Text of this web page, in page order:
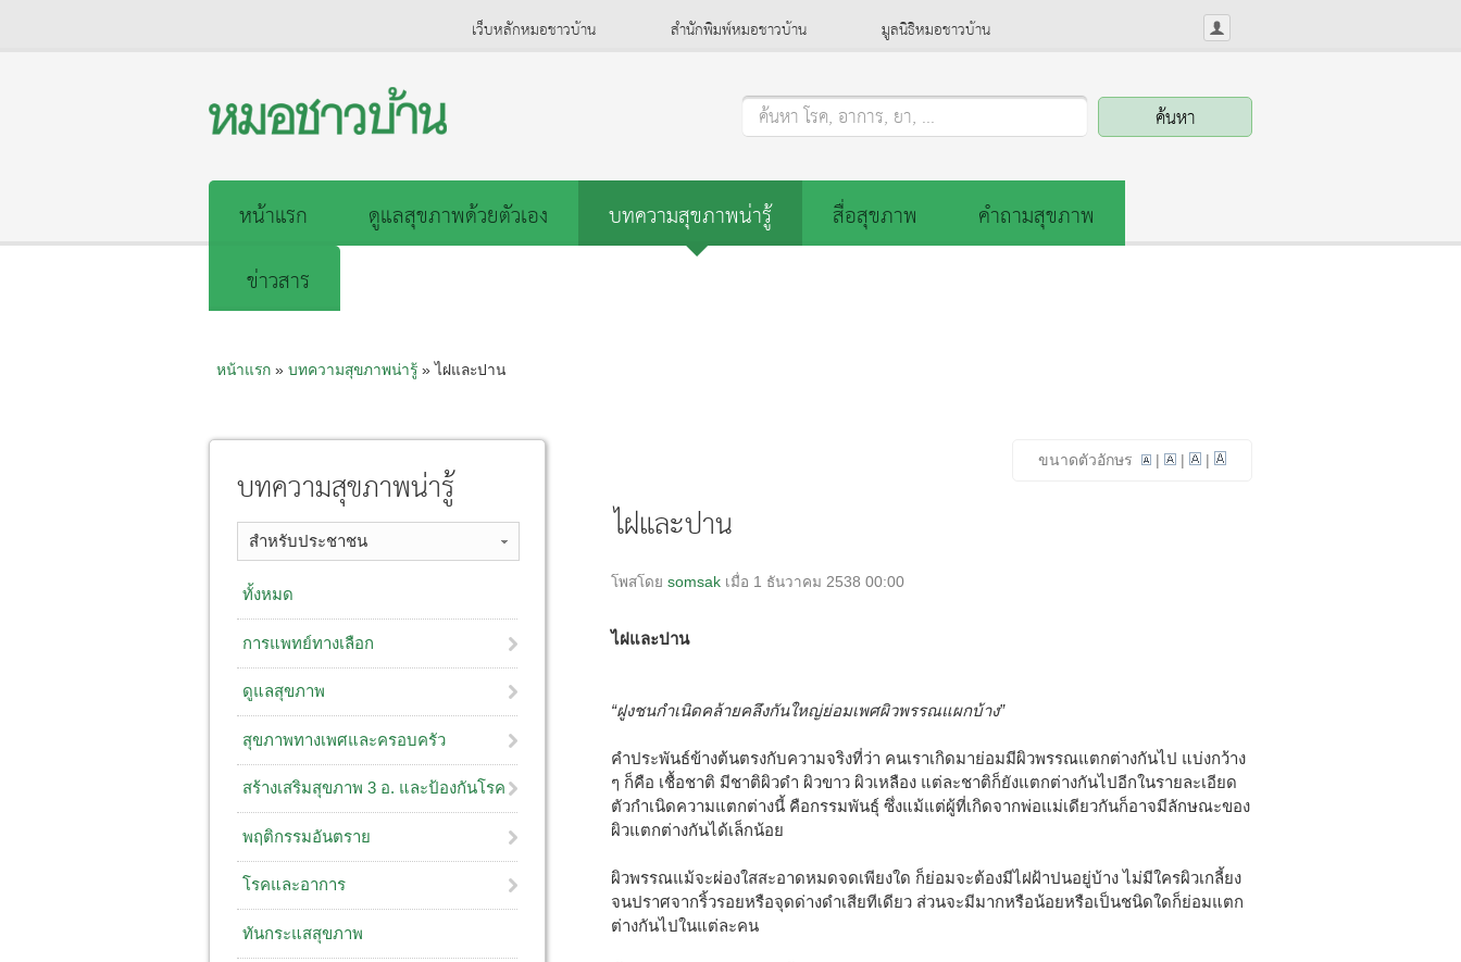
เว็บหลักหมอชาวบ้าน สำนักพิมพ์หมอชาวบ้าน มูลนิธิหมอชาวบ้าน
ค้นหา โรค, อาการ, ยา, ...
หน้าแรก ดูแลสุขภาพด้วยตัวเอง บทความสุขภาพน่ารู้ สื่อสุขภาพ
คำถามสุขภาพ
ข่าวสาร
หน้าแรก» บทความสุขภาพน่ารู้» ไฝและปาน
ขนาดตัวอักษร | | |
ไฝและปาน
โพสโดย somsak เมื่อ 1 ธันวาคม 2538 00:00
ไฝและปาน
“ฝูงชนกำเนิดคล้ายคลึงกันใหญ่ย่อมเพศผิวพรรณแผกบ้าง”
คำประพันธ์ข้างต้นตรงกับความจริงที่ว่า คนเราเกิดมาย่อมมีผิวพรรณแตกต่างกันไป แบ่งกว้าง
ๆ ก็คือ เชื้อชาติ มีชาติผิวดำ ผิวขาว ผิวเหลือง แต่ละชาติก็ยังแตกต่างกันไปอีกในรายละเอียด
ตัวกำเนิดความแตกต่างนี้ คือกรรมพันธุ์ ซึ่งแม้แต่ผู้ที่เกิดจากพ่อแม่เดียวกันก็อาจมีลักษณะของ
ผิวแตกต่างกันได้เล็กน้อย
ผิวพรรณแม้จะผ่องใสสะอาดหมดจดเพียงใด ก็ย่อมจะต้องมีไฝฝ้าปนอยู่บ้าง ไม่มีใครผิวเกลี้ยง
จนปราศจากริ้วรอยหรือจุดด่างดำเสียทีเดียว ส่วนจะมีมากหรือน้อยหรือเป็นชนิดใดก็ย่อมแตก
ต่างกันไปในแต่ละคน
บทความสุขภาพน่ารู้
สำหรับประชาชน
ทั้งหมด
การแพทย์ทางเลือก
ดูแลสุขภาพ
สุขภาพทางเพศและครอบครัว
สร้างเสริมสุขภาพ 3 อ. ​และป้องกันโรค
พฤติกรรมอันตราย
โรคและอาการ
ทันกระแสสุขภาพ